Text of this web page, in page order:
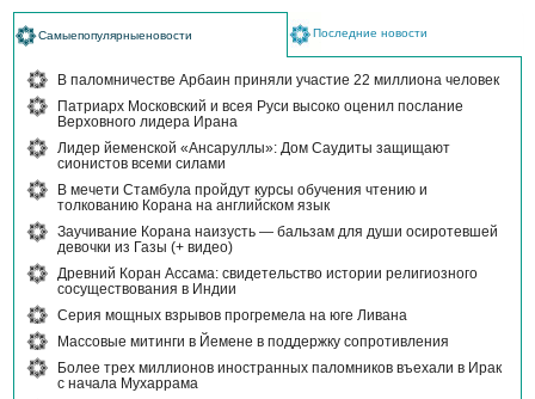
Самыепопулярныеновости Последние новости
В паломничестве Арбаин приняли участие 22 миллиона человек
Патриарх Московский и всея Руси высоко оценил послание
Верховного лидера Ирана
Лидер йеменской «Ансаруллы»: Дом Саудиты защищают
сионистов всеми силами
В мечети Стамбула пройдут курсы обучения чтению и
толкованию Корана на английском язык
Заучивание Корана наизусть — бальзам для души осиротевшей
девочки из Газы (+ видео)
Древний Коран Ассама: свидетельство истории религиозного
сосуществования в Индии
Серия мощных взрывов прогремела на юге Ливана
Массовые митинги в Йемене в поддержку сопротивления
Более трех миллионов иностранных паломников въехали в Ирак
с начала Мухаррама